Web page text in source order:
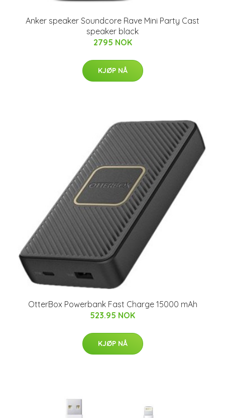
Anker speaker Soundcore Rave Mini Party Cast
speaker black
2795 NOK
KJØP NÅ
OtterBox Powerbank Fast Charge 15000 mAh
523.95 NOK
KJØP NÅ